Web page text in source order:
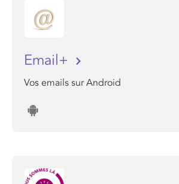
Email+
Vos emails sur Android